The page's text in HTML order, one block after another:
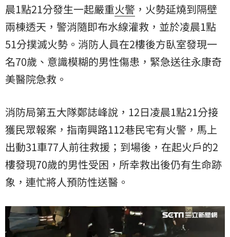
晨1點21分發生一起嚴重火警 ，火勢延燒到隔壁
兩棟透天，警消隨即布水線灌救，並於凌晨1點
51分撲滅火勢。消防人員在2樓後方臥室發現一
名70歲、意識模糊的男性傷患，緊急送往永康奇
美醫院急救。
消防局第五大隊鄭誌峰說，12日凌晨1點21分接
獲民眾報案，指南興路112巷民宅有火警，馬上
出動31車77人前往救援；到場後，在起火戶的2
樓發現70歲的男性受困，所幸救出後仍有生命跡
象，連忙將人預防性送醫。